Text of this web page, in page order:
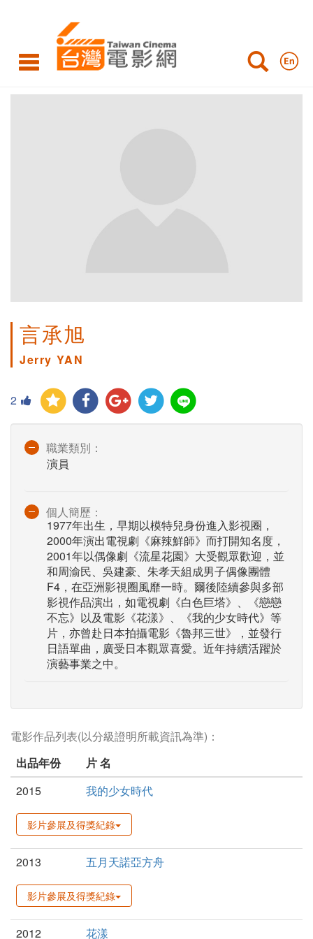
言承旭
Jerry YAN
2
職業類別：
演員
個人簡歷：
1977年出生，早期以模特兒身份進入影視圈，
2000年演出電視劇《麻辣鮮師》而打開知名度，
2001年以偶像劇《流星花園》大受觀眾歡迎，並
和周渝民、吳建豪、朱孝天組成男子偶像團體
F4，在亞洲影視圈風靡一時。爾後陸續參與多部
影視作品演出，如電視劇《白色巨塔》、《戀戀
不忘》以及電影《花漾》、《我的少女時代》等
片，亦曾赴日本拍攝電影《魯邦三世》，並發行
日語單曲，廣受日本觀眾喜愛。近年持續活躍於
演藝事業之中。
電影作品列表(以分級證明所載資訊為準)：
出品年份
片 名
2015
我的少女時代
影片參展及得獎紀錄
2013 五月天諾亞方舟
影片參展及得獎紀錄
2012 花漾